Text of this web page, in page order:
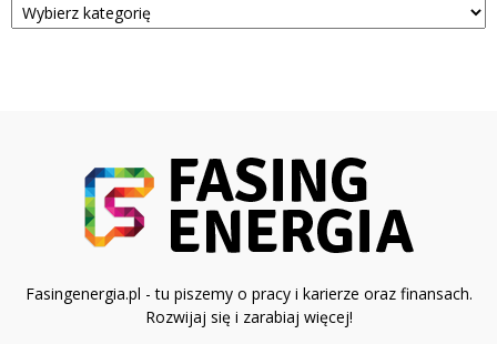
Fasingenergia.pl - tu piszemy o pracy i karierze oraz finansach.
Rozwijaj się i zarabiaj więcej!